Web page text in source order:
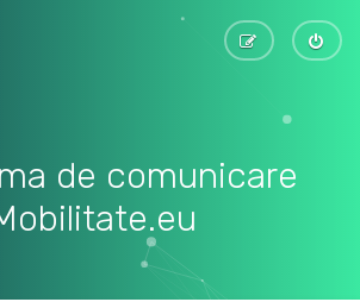
de comunicare